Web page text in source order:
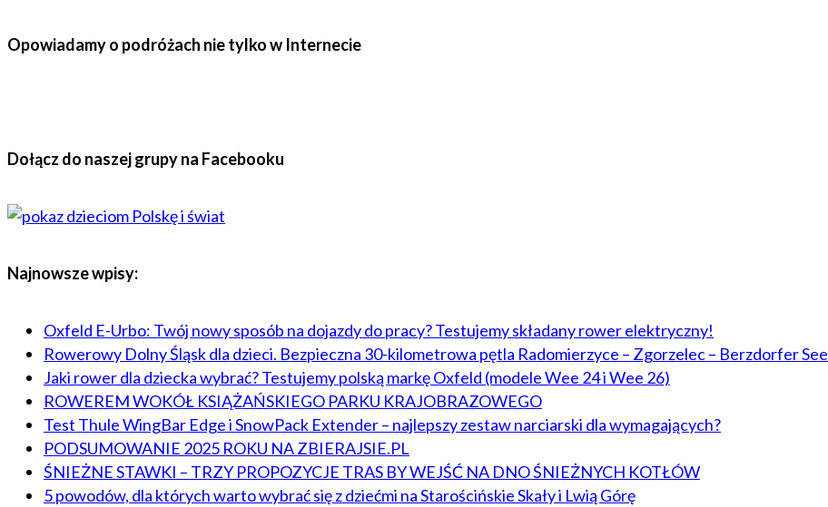
Opowiadamy o podróżach nie tylko w Internecie
Dołącz do naszej grupy na Facebooku
Najnowsze wpisy:
Oxfeld E-Urbo: Twój nowy sposób na dojazdy do pracy? Testujemy składany rower elektryczny!
Rowerowy Dolny Śląsk dla dzieci. Bezpieczna 30-kilometrowa pętla Radomierzyce – Zgorzelec – Berzdorfer See
Jaki rower dla dziecka wybrać? Testujemy polską markę Oxfeld (modele Wee 24 i Wee 26)
ROWEREM WOKÓŁ KSIĄŻAŃSKIEGO PARKU KRAJOBRAZOWEGO
Test Thule WingBar Edge i SnowPack Extender – najlepszy zestaw narciarski dla wymagających?
PODSUMOWANIE 2025 ROKU NA ZBIERAJSIE.PL
ŚNIEŻNE STAWKI – TRZY PROPOZYCJE TRAS BY WEJŚĆ NA DNO ŚNIEŻNYCH KOTŁÓW
5 powodów, dla których warto wybrać się z dziećmi na Starościńskie Skały i Lwią Górę